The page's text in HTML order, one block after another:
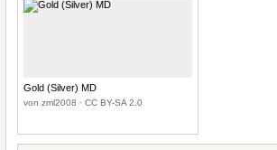
Gold (Silver) MD
von zml2008 · CC BY-SA 2.0